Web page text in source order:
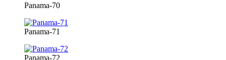
Panama-70
Panama-71
Panama-72